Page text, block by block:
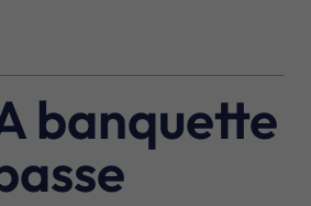
banquette